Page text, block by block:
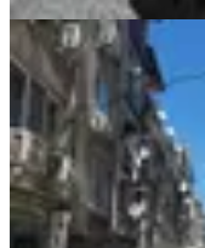
YENİ
2+1·